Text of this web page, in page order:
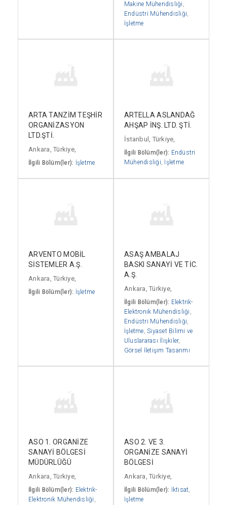
Makine Mühendisliği ,
Endüstri Mühendisliği,
İşletme
ARTA TANZİM TEŞHİR
ORGANİZASYON
LTD.ŞTİ.
Ankara, Türkiye,
İlgili Bölüm(ler): İşletme
ARTELLA ASLANDAĞ
AHŞAP İNŞ. LTD. ŞTİ.
İstanbul, Türkiye,
İlgili Bölüm(ler): Endüstri
Mühendisliği, İşletme
ARVENTO MOBİL
SİSTEMLER A.Ş.
Ankara, Türkiye,
İlgili Bölüm(ler): İşletme
ASAŞ AMBALAJ
BASKI SANAYİ VE TİC.
A.Ş.
Ankara, Türkiye,
İlgili Bölüm(ler): Elektrik-
Elektronik Mühendisliği ,
Endüstri Mühendisliği,
İşletme,Siyaset Bilimi ve
Uluslararası İlişkiler,
Görsel İletişim Tasarımı
ASO 1. ORGANİZE
SANAYİ BÖLGESİ
MÜDÜRLÜĞÜ
Ankara, Türkiye,
İlgili Bölüm(ler): Elektrik-
Elektronik Mühendisliği ,
ASO 2. VE 3.
ORGANİZE SANAYİ
BÖLGESİ
Ankara, Türkiye,
İlgili Bölüm(ler): İktisat,
İşletme